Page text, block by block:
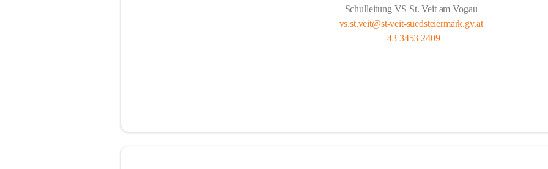
Schulleitung VS St. Veit am Vogau
vs.st.veit@st-veit-suedsteiermark.gv.at
+43 3453 2409